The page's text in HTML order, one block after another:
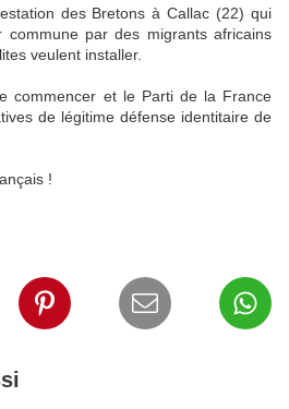
des Bretons à Callac (22) qui
commune par des migrants africains
veulent installer.
commencer et le Parti de la France
de légitime défense identitaire de
!